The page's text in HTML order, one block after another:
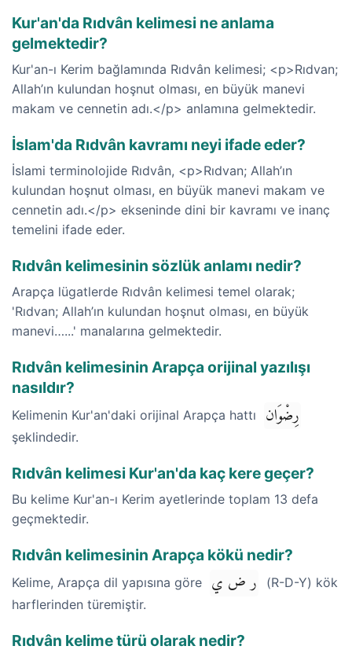
Kur'an'da Rıdvân kelimesi ne anlama
gelmektedir?
Kur'an-ı Kerim bağlamında Rıdvân kelimesi; <p>Rıdvan;
Allah’ın kulundan hoşnut olması, en büyük manevi
makam ve cennetin adı.</p> anlamına gelmektedir.
İslam'da Rıdvân kavramı neyi ifade eder?
İslami terminolojide Rıdvân, <p>Rıdvan; Allah’ın
kulundan hoşnut olması, en büyük manevi makam ve
cennetin adı.</p> ekseninde dini bir kavramı ve inanç
temelini ifade eder.
Rıdvân kelimesinin sözlük anlamı nedir?
Arapça lügatlerde Rıdvân kelimesi temel olarak;
'Rıdvan; Allah’ın kulundan hoşnut olması, en büyük
manevi…...' manalarına gelmektedir.
Rıdvân kelimesinin Arapça orijinal yazılışı
nasıldır?
Kelimenin Kur'an'daki orijinal Arapça hattı رِضْوَان
şeklindedir.
Rıdvân kelimesi Kur'an'da kaç kere geçer?
Bu kelime Kur'an-ı Kerim ayetlerinde toplam 13 defa
geçmektedir.
Rıdvân kelimesinin Arapça kökü nedir?
Kelime, Arapça dil yapısına göre ر ض ي
(R-D-Y) kök
harflerinden türemiştir.
Rıdvân kelime türü olarak nedir?